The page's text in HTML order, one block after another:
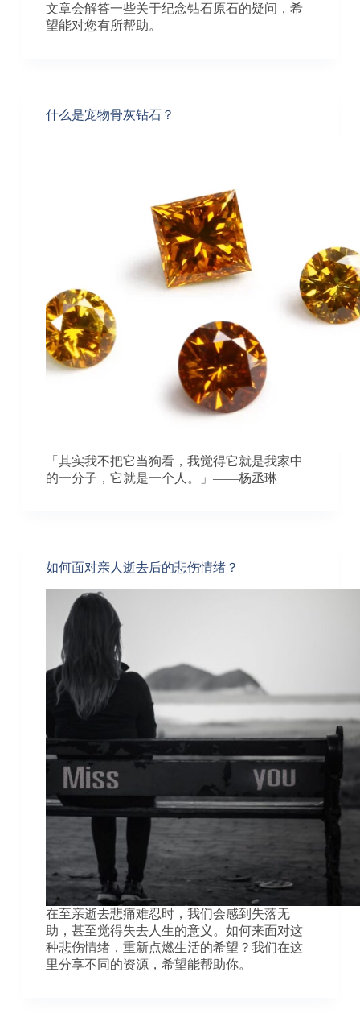
文章会解答一些关于纪念钻石原石的疑问，希
望能对您有所帮助。
什么是宠物骨灰钻石？
「其实我不把它当狗看，我觉得它就是我家中
的一分子，它就是一个人。」——杨丞琳
如何面对亲人逝去后的悲伤情绪？
在至亲逝去悲痛难忍时，我们会感到失落无
助，甚至觉得失去人生的意义。如何来面对这
种悲伤情绪，重新点燃生活的希望？我们在这
里分享不同的资源，希望能帮助你。